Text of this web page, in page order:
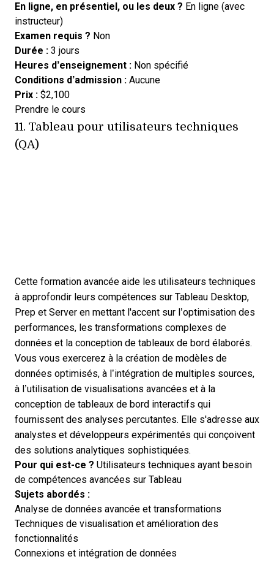
En ligne, en présentiel, ou les deux ? En ligne (avec
instructeur)
Examen requis ? Non
Durée : 3 jours
Heures d’enseignement : Non spécifié
Conditions d’admission : Aucune
Prix : $2,100
Prendre le cours
11. Tableau pour utilisateurs techniques
(QA)
Cette formation avancée aide les utilisateurs techniques
à approfondir leurs compétences sur Tableau Desktop,
Prep et Server en mettant l'accent sur l’optimisation des
performances, les transformations complexes de
données et la conception de tableaux de bord élaborés.
Vous vous exercerez à la création de modèles de
données optimisés, à l’intégration de multiples sources,
à l’utilisation de visualisations avancées et à la
conception de tableaux de bord interactifs qui
fournissent des analyses percutantes. Elle s'adresse aux
analystes et développeurs expérimentés qui conçoivent
des solutions analytiques sophistiquées.
Pour qui est-ce ? Utilisateurs techniques ayant besoin
de compétences avancées sur Tableau
Sujets abordés :
Analyse de données avancée et transformations
Techniques de visualisation et amélioration des
fonctionnalités
Connexions et intégration de données